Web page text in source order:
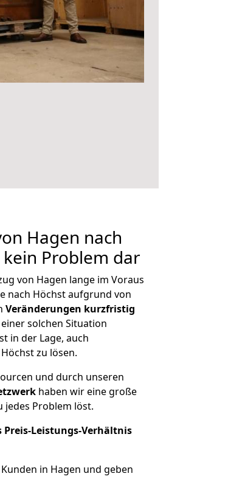
Hagen nach
Problem dar
von Hagen lange im Voraus
nach Höchst aufgrund von
Veränderungen kurzfristig
solchen Situation
in der Lage, auch
zu lösen.
und durch unseren
haben wir eine große
jedes Problem löst.
Leistungs-Verhältnis
in Hagen und geben